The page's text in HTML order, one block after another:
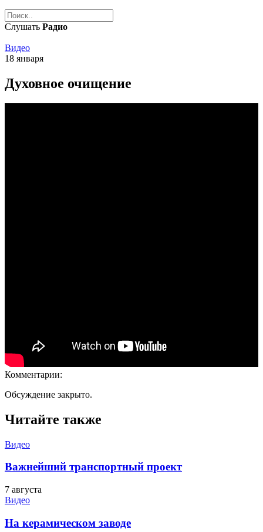
Слушать Радио
Видео
18 января
Духовное очищение
Комментарии:
Обсуждение закрыто.
Читайте также
Видео
Важнейший транспортный проект
7 августа
Видео
На керамическом заводе